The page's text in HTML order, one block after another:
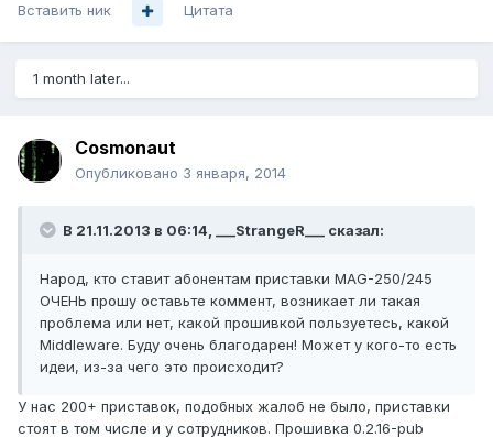
Вставить ник Цитата
1 month later...
Cosmonaut
Опубликовано 3 января, 2014
В 21.11.2013 в 06:14, ___StrangeR___ сказал:
Народ, кто ставит абонентам приставки MAG-250/245
ОЧЕНЬ прошу оставьте коммент, возникает ли такая
проблема или нет, какой прошивкой пользуетесь, какой
Middleware. Буду очень благодарен! Может у кого-то есть
идеи, из-за чего это происходит?
У нас 200+ приставок, подобных жалоб не было, приставки
стоят в том числе и у сотрудников. Прошивка 0.2.16-pub